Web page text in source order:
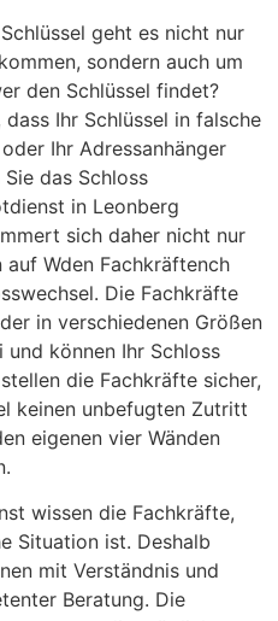
geht es nicht nur
sondern auch um
den Schlüssel findet?
Ihr Schlüssel in falsche
Ihr Adressanhänger
das Schloss
in Leonberg
sich daher nicht nur
Wden Fachkräftench
Die Fachkräfte
in verschiedenen Größen
können Ihr Schloss
die Fachkräfte sicher,
keinen unbefugten Zutritt
eigenen vier Wänden
wissen die Fachkräfte,
Situation ist. Deshalb
mit Verständnis und
Beratung. Die